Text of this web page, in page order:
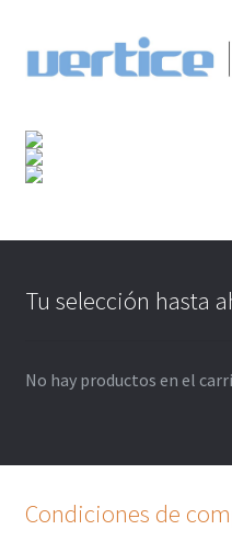
Tu selección hasta
No hay productos en el
Condiciones de